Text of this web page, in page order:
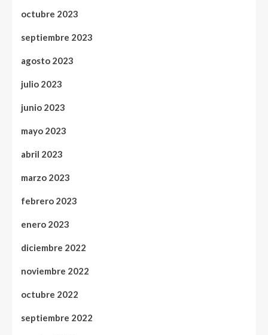
octubre 2023
septiembre 2023
agosto 2023
julio 2023
junio 2023
mayo 2023
abril 2023
marzo 2023
febrero 2023
enero 2023
diciembre 2022
noviembre 2022
octubre 2022
septiembre 2022